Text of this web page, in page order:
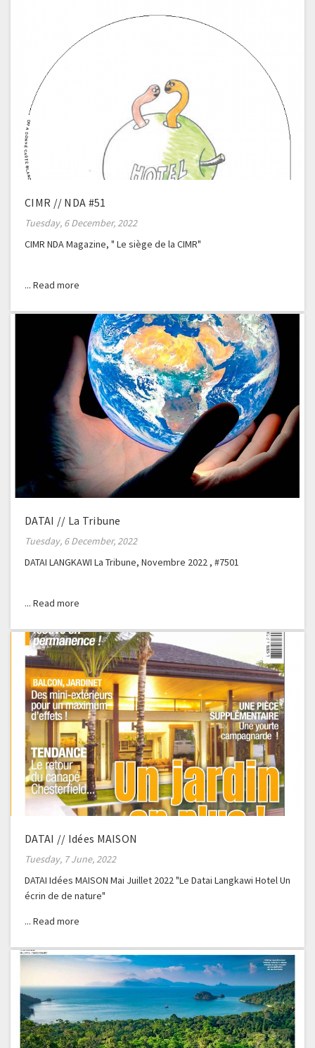
CIMR // NDA #51
Tuesday, 6 December, 2022
CIMR NDA Magazine, " Le siège de la CIMR"
DATAI // La Tribune
Tuesday, 6 December, 2022
DATAI LANGKAWI La Tribune, Novembre 2022 , #7501
DATAI // Idées MAISON
Tuesday, 7 June, 2022
DATAI Idées MAISON Mai Juillet 2022 "Le Datai Langkawi Hotel Un
écrin de de nature"